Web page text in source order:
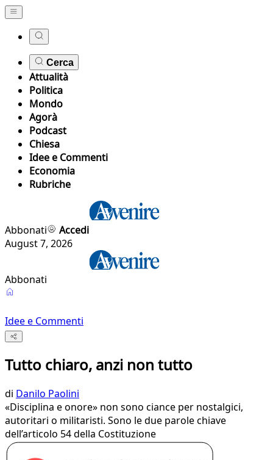
Cerca
Attualità
Politica
Mondo
Agorà
Podcast
Chiesa
Idee e Commenti
Economia
Rubriche
Abbonati
Accedi
August 7, 2026
Abbonati
Idee e Commenti
Tutto chiaro, anzi non tutto
di Danilo Paolini
«Disciplina e onore» non sono ciance per nostalgici,
autoritari o militaristi. Sono le due parole chiave
dell’articolo 54 della Costituzione